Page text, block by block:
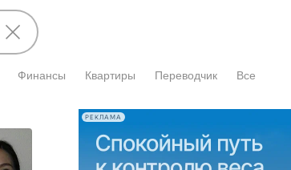
Финансы Квартиры Переводчик Все
РЕКЛАМА